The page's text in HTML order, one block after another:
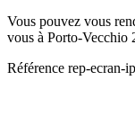
Vous pouvez vous
vous à Porto-Vecchio
Référence rep-ecran-